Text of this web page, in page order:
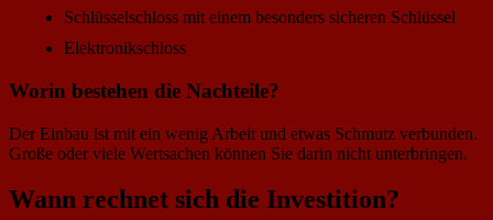
Schlüsselschloss mit einem besonders sicheren Schlüssel
Elektronikschloss
Worin bestehen die Nachteile?
Der Einbau ist mit ein wenig Arbeit und etwas Schmutz verbunden.
Große oder viele Wertsachen können Sie darin nicht unterbringen.
Wann rechnet sich die Investition?